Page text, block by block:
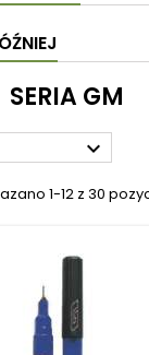
SERIA GM

1-12 z 30